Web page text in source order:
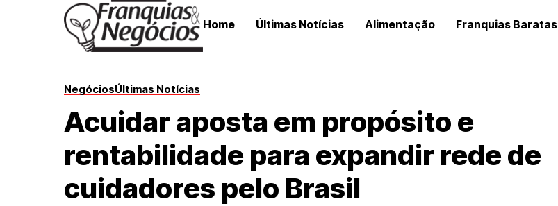
Home Últimas Notícias Alimentação Franquias Baratas
NegóciosÚltimas Notícias
Acuidar aposta em propósito e
rentabilidade para expandir rede de
cuidadores pelo Brasil